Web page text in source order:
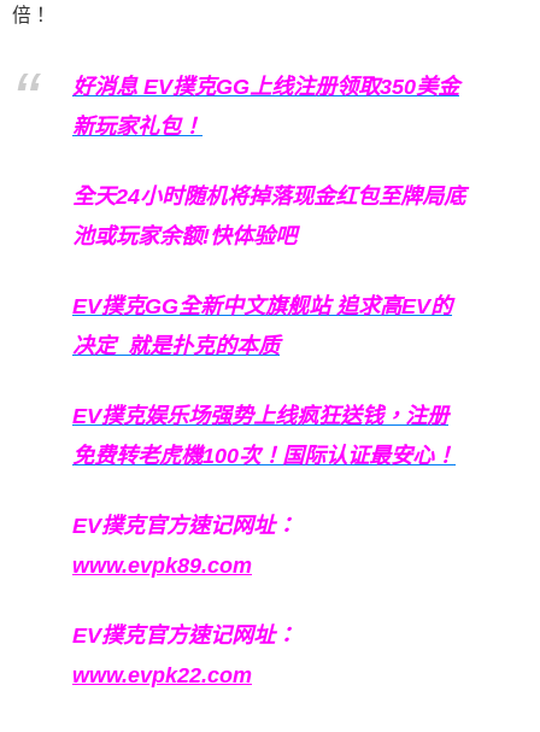
倍！
好消息 EV撲克GG上线注册领取350美金
新玩家礼包！
全天24小时随机将掉落现金红包至牌局底
池或玩家余额!快体验吧
EV撲克GG全新中文旗舰站追求高EV的
决定 就是扑克的本质
EV撲克娱乐场强势上线疯狂送钱，注册
免费转老虎機100次！国际认证最安心！
EV撲克官方速记网址：
www.evpk89.com
EV撲克官方速记网址：
www.evpk22.com